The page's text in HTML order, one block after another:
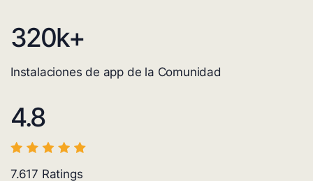
320k+
Instalaciones de app de la Comunidad
4.8
7.617 Ratings